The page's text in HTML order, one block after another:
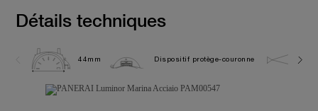
Détails techniques
44mm Dispositif protège-couronne